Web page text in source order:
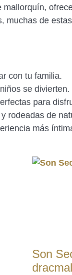
muchas de
con tu familia.
se divierten.
para
rodeadas de
más
Son